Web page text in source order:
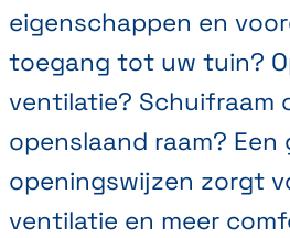
eigenschappen en
toegang tot uw tuin?
ventilatie? Schuifraam
openslaand raam? Een
openingswijzen zorgt
ventilatie en meer